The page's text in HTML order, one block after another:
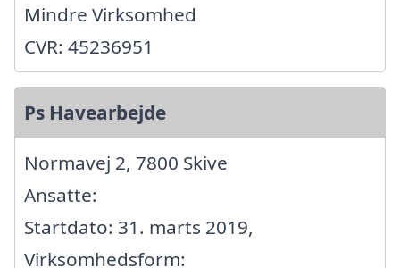
Mindre Virksomhed
CVR: 45236951
Ps Havearbejde
Normavej 2, 7800 Skive
Ansatte:
Startdato: 31. marts 2019,
Virksomhedsform: